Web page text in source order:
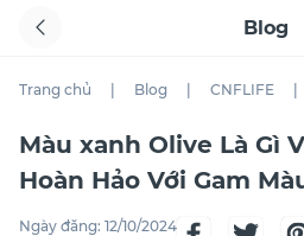
Blog
Trang chủ Blog CNFLIFE
Màu xanh Olive Là Gì
Hoàn Hảo Với Gam
Ngày đăng: 12/10/2024